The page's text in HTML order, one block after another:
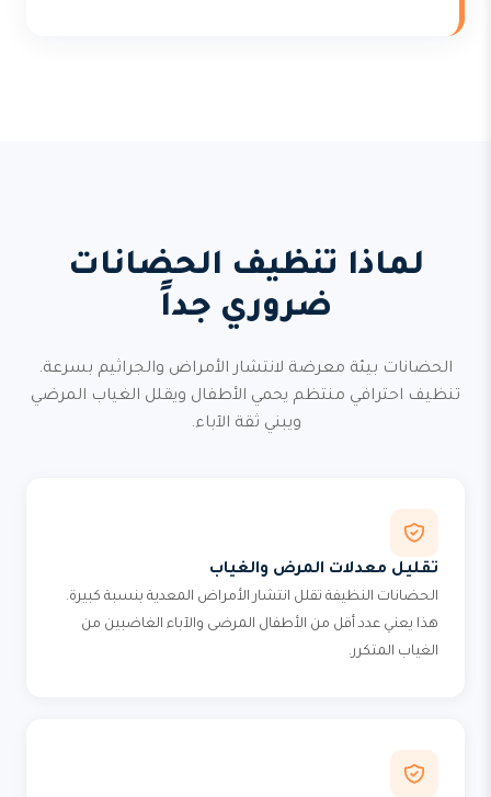
لماذا تنظيف الحضانات
ضروري جداً
الحضانات بيئة معرضة لانتشار الأمراض والجراثيم بسرعة.
تنظيف احترافي منتظم يحمي الأطفال ويقلل الغياب المرضي
ويبني ثقة الآباء.
تقليل معدلات المرض والغياب
الحضانات النظيفة تقلل انتشار الأمراض المعدية بنسبة كبيرة.
هذا يعني عدد أقل من الأطفال المرضى والآباء الغاضبين من
الغياب المتكرر.